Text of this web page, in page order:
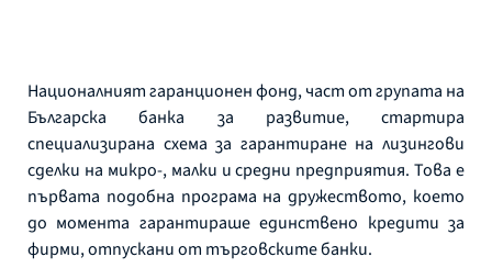
Националният гаранционен фонд, част от групата на
Българска банка за развитие, стартира
специализирана схема за гарантиране на лизингови
сделки на микро-, малки и средни предприятия. Това е
първата подобна програма на дружеството, което
до момента гарантираше единствено кредити за
фирми, отпускани от търговските банки.